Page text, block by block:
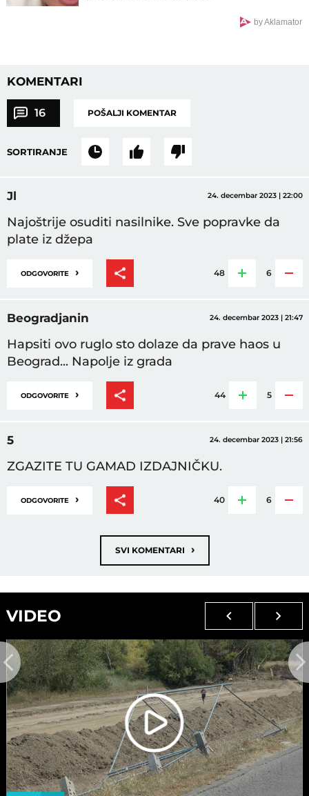
by Aklamator
KOMENTARI
16 POŠALJI KOMENTAR
SORTIRANJE
Jl 24. decembar 2023 | 22:00
Najoštrije osuditi nasilnike. Sve popravke da
plate iz džepa
ODGOVORITE › 48 6
Beogradjanin 24. decembar 2023 | 21:47
Hapsiti ovo ruglo sto dolaze da prave haos u
Beograd... Napolje iz grada
ODGOVORITE › 44 5
5 24. decembar 2023 | 21:56
ZGAZITE TU GAMAD IZDAJNIČKU.
ODGOVORITE › 40 6
SVI KOMENTARI ›
VIDEO